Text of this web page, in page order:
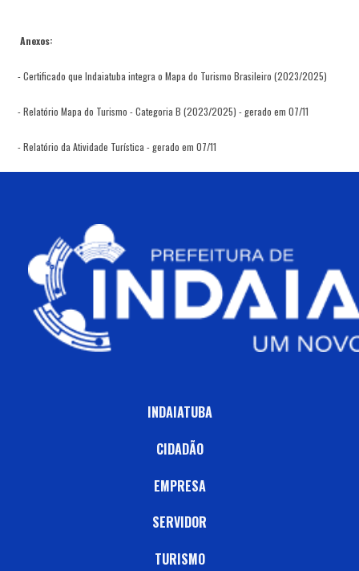
Anexos:
- Certificado que Indaiatuba integra o Mapa do Turismo Brasileiro (2023/2025)
- Relatório Mapa do Turismo - Categoria B (2023/2025) - gerado em 07/11
- Relatório da Atividade Turística - gerado em 07/11
INDAIATUBA
CIDADÃO
EMPRESA
SERVIDOR
TURISMO